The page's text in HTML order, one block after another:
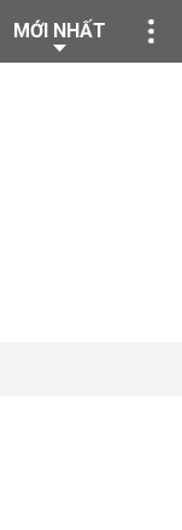
MỚI NHẤT